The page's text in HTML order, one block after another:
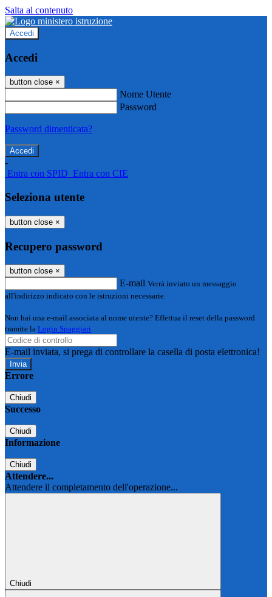
Salta al contenuto
Accedi
Accedi
button close ×
Nome Utente
Password
Password dimenticata?
-
Entra con SPID Entra con CIE
Seleziona utente
button close ×
Recupero password
button close ×
E-mail Verrà inviato un messaggio
all'indirizzo indicato con le istruzioni necessarie.
Non hai una e-mail associata al nome utente? Effettua il reset della password
tramite la Login Spaggiari
E-mail inviata, si prega di controllare la casella di posta elettronica!
Errore
Chiudi
Successo
Chiudi
Informazione
Chiudi
Attendere...
Attendere il completamento dell'operazione...
Chiudi